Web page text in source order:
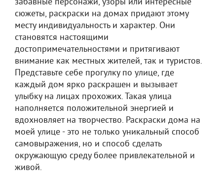
сюжеты, раскраски на домах придают этому
месту индивидуальность и характер. Они
становятся настоящими
достопримечательностями и притягивают
внимание как местных жителей, так и туристов.
Представьте себе прогулку по улице, где
каждый дом ярко раскрашен и вызывает
улыбку на лицах прохожих. Такая улица
наполняется положительной энергией и
вдохновляет на творчество. Раскраски дома на
моей улице - это не только уникальный способ
самовыражения, но и способ сделать
окружающую среду более привлекательной и
живой.